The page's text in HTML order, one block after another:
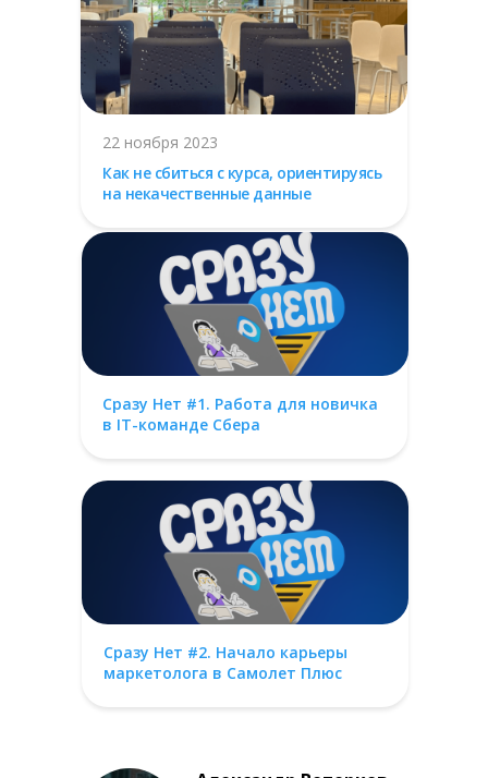
22 ноября 2023
Как не сбиться с курса, ориентируясь
на некачественные данные
Сразу Нет #2. Начало карьеры
маркетолога в Самолет Плюс
Сразу Нет #1. Работа для новичка
в IT-команде Сбера